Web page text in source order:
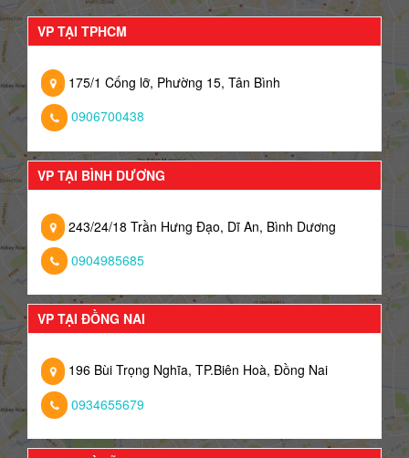
VP TẠI TPHCM
175/1 Cống lỡ, Phường 15, Tân Bình
0906700438
VP TẠI BÌNH DƯƠNG
243/24/18 Trần Hưng Đạo, Dĩ An, Bình Dương
0904985685
VP TẠI ĐỒNG NAI
196 Bùi Trọng Nghĩa, TP.Biên Hoà, Đồng Nai
0934655679